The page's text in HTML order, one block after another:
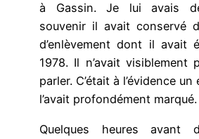
à Gassin. Je lui avais
souvenir il avait conservé
d’enlèvement dont il avait
1978. Il n’avait visiblement
parler. C’était à l’évidence
l’avait profondément marqué.
Quelques heures avant